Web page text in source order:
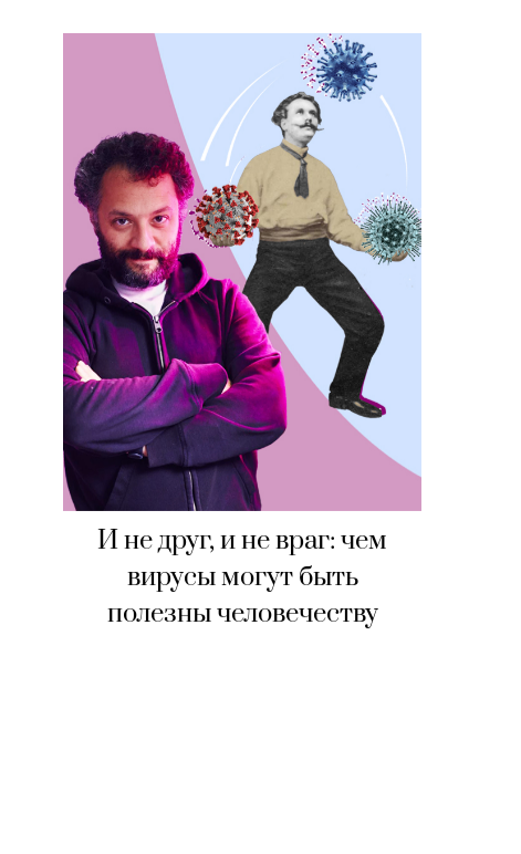
И не друг, и не враг: чем
вирусы могут быть
полезны человечеству